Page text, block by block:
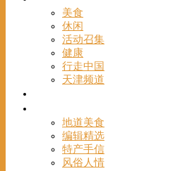
美食
休闲
活动召集
健康
行走中国
天津频道
地道美食
编辑精选
特产手信
风俗人情